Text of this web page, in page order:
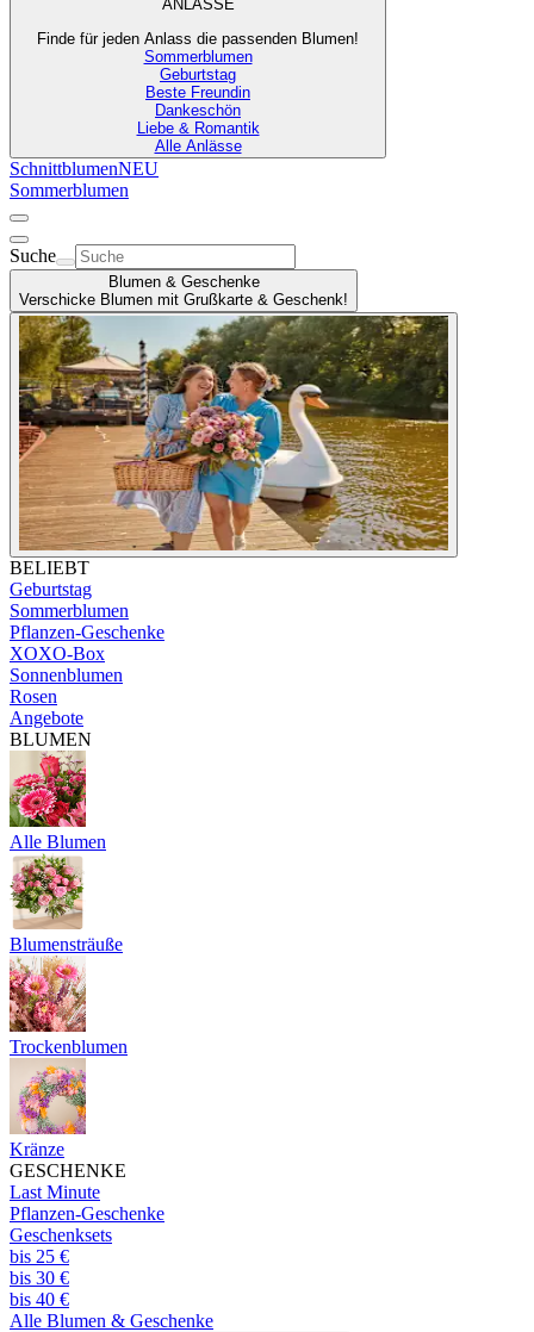
ANLÄSSE
Finde für jeden Anlass die passenden Blumen!
Sommerblumen
Geburtstag
Beste Freundin
Dankeschön
Liebe & Romantik
Alle Anlässe
SchnittblumenNEU
Sommerblumen
Suche
Blumen & Geschenke
Verschicke Blumen mit Grußkarte & Geschenk!
BELIEBT
Geburtstag
Sommerblumen
Pflanzen-Geschenke
XOXO-Box
Sonnenblumen
Rosen
Angebote
BLUMEN
Alle Blumen
Blumensträuße
Trockenblumen
Kränze
GESCHENKE
Last Minute
Pflanzen-Geschenke
Geschenksets
bis 25 €
bis 30 €
bis 40 €
Alle Blumen & Geschenke